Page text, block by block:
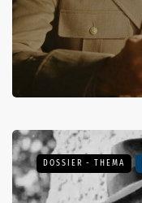
DOSSIER - THEMA